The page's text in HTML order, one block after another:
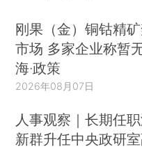
刚果（金）铜钴精
市场 多家企业称暂
海·政策
2026年08月07日
人事观察｜长期任
新群升任中央政研